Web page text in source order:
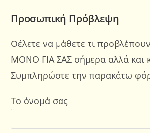
Προσωπική Πρόβλεψη
Θέλετε να μάθετε τι
ΜΟΝΟ ΓΙΑ ΣΑΣ σήμερα αλλά και
Συμπληρώστε την παρακάτω
Το όνομά σας